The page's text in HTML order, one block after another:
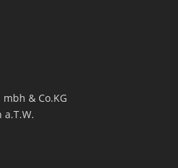
& Co.KG
a.T.W.